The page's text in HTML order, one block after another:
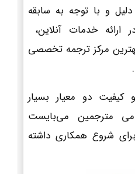
و با توجه به سابقه
خدمات آنلاین،
مرکز ترجمه تخصصی
دو معیار بسیار
مترجمین می‌بایست
شروع همکاری داشته